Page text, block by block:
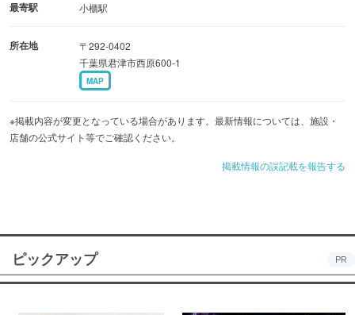
最寄駅 小櫃駅
所在地
〒292-0402
千葉県君津市西原600-1
MAP
※掲載内容が変更となっている場合があります。最新情報については、施設・
店舗の公式サイト等でご確認ください。
掲載情報の誤記載を報告する
ピックアップ PR